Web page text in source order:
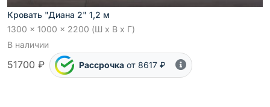
Кровать "Диана 2" 1,2 м
1300 x 1000 x 2200 (Ш x В x Г)
В наличии
51700 ₽ Рассрочка от 8617 ₽